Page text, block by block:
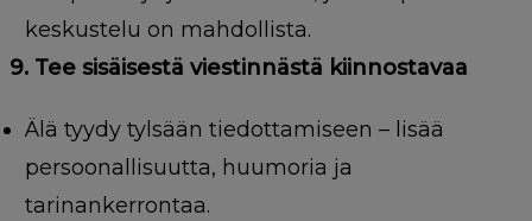
keskustelu on mahdollista.
9. Tee sisäisestä viestinnästä kiinnostavaa
Älä tyydy tylsään tiedottamiseen – lisää
persoonallisuutta, huumoria ja
tarinankerrontaa.